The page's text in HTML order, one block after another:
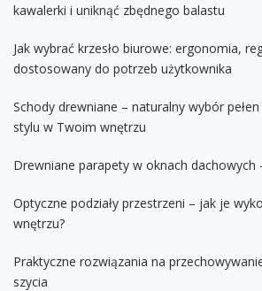
kawalerki i uniknąć zbędnego balastu
Jak wybrać krzesło biurowe: ergonomia,
dostosowany do potrzeb użytkownika
Schody drewniane – naturalny wybór
stylu w Twoim wnętrzu
Drewniane parapety w oknach dachowych
Optyczne podziały przestrzeni – jak je
wnętrzu?
Praktyczne rozwiązania na
szycia